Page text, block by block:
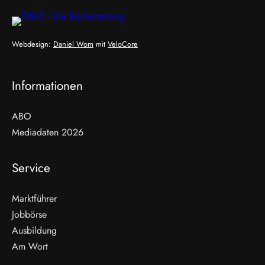
Webdesign: Daniel Wom mit VeloCore
Informationen
ABO
Mediadaten 2026
Service
Marktführer
Jobbörse
Ausbildung
Am Wort